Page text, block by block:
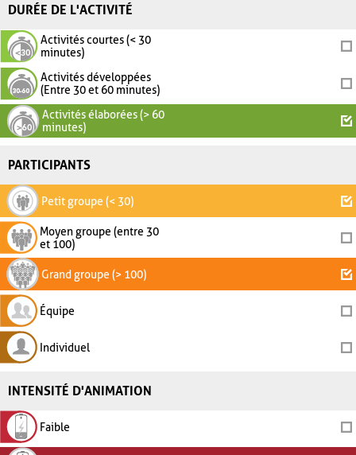
DURÉE DE L'ACTIVITÉ
Activités courtes (< 30
minutes)
Activités développées
(Entre 30 et 60 minutes)
Activités élaborées (> 60
minutes)
PARTICIPANTS
Petit groupe (< 30)
Moyen groupe (entre 30
et 100)
Grand groupe (> 100)
Équipe
Individuel
INTENSITÉ D'ANIMATION
Faible